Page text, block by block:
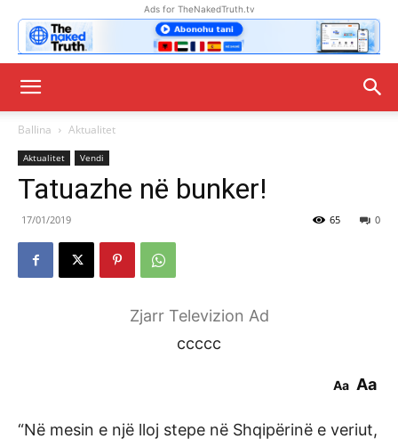
Ads for TheNakedTruth.tv
Ballina Aktualitet
Aktualitet Vendi
Tatuazhe në bunker!
17/01/2019 0
65
Zjarr Televizion Ad
ccccc
Aa Aa
“Në mesin e një lloj stepe në Shqipërinë e veriut,